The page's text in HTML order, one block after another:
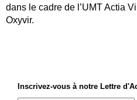
dans le cadre de l’UMT Actia
Oxyvir.
Inscrivez-vous à notre Lettre